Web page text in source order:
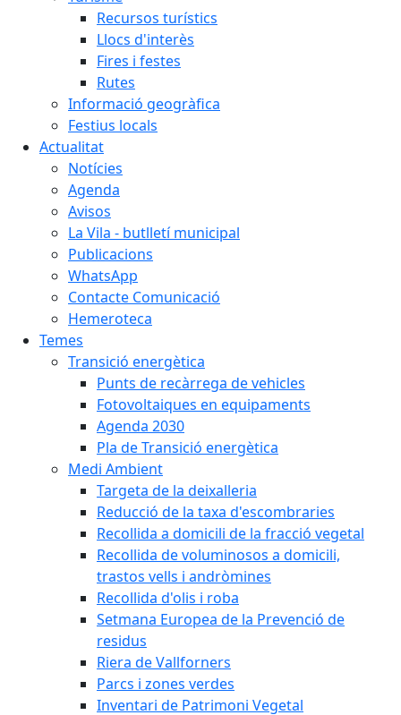
Recursos turístics
Llocs d'interès
Fires i festes
Rutes
Informació geogràfica
Festius locals
Actualitat
Notícies
Agenda
Avisos
La Vila - butlletí municipal
Publicacions
WhatsApp
Contacte Comunicació
Hemeroteca
Temes
Transició energètica
Punts de recàrrega de vehicles
Fotovoltaiques en equipaments
Agenda 2030
Pla de Transició energètica
Medi Ambient
Targeta de la deixalleria
Reducció de la taxa d'escombraries
Recollida a domicili de la fracció vegetal
Recollida de voluminosos a domicili,
trastos vells i andròmines
Recollida d'olis i roba
Setmana Europea de la Prevenció de
residus
Riera de Vallforners
Parcs i zones verdes
Inventari de Patrimoni Vegetal